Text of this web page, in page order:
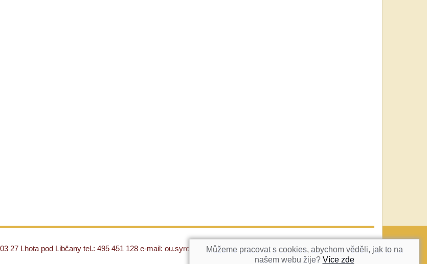
NAHORU
27 Lhota pod Libčany tel.: 495 451 128 e-mail: ou.syrovatka@c-box.czMůžeme pracovat s cookies, abychom věděli, jak to na
našem webu žije? Více zde